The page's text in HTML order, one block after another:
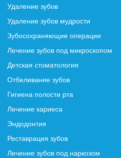
Удаление зубов
Удаление зубов мудрости
Зубосохраняющие операции
Лечение зубов под микроскопом
Детская стоматология
Отбеливание зубов
Гигиена полости рта
Лечение кариеса
Эндодонтия
Реставрация зубов
Лечение зубов под наркозом